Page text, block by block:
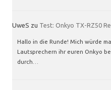
UweS zu Test: Onkyo TX-RZ50
Hallo in die Runde! Mich würde
Lautsprechern ihr euren Onkyo
durch…